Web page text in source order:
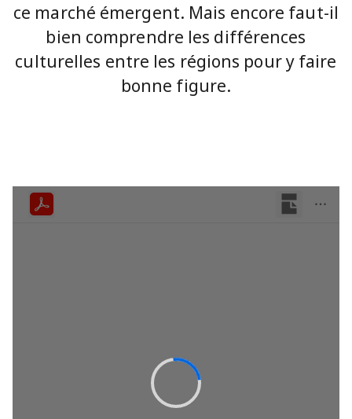
ce marché émergent. Mais encore faut-il
bien comprendre les différences
culturelles entre les régions pour y faire
bonne figure.